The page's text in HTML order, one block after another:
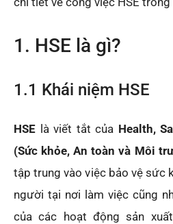
1. HSE là gì?
1.1 Khái niệm HSE
HSE là viết tắt của Health,
(Sức khỏe, An toàn và Môi
tập trung vào việc bảo vệ sức
người tại nơi làm việc cũng
của các hoạt động sản